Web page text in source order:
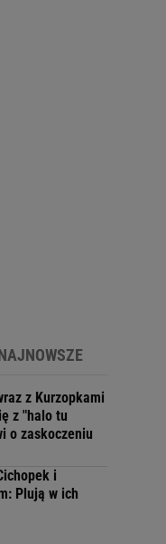
z Kurzopkami
z "halo tu
o zaskoczeniu
i
Plują w ich